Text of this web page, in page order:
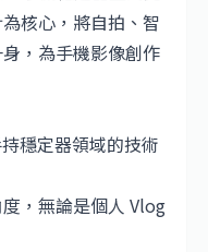
核心，將自拍、智
，為手機影像創作
穩定器領域的技術
度，無論是個人 Vlog